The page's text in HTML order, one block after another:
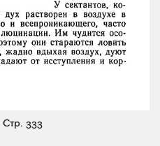
Стр. 333